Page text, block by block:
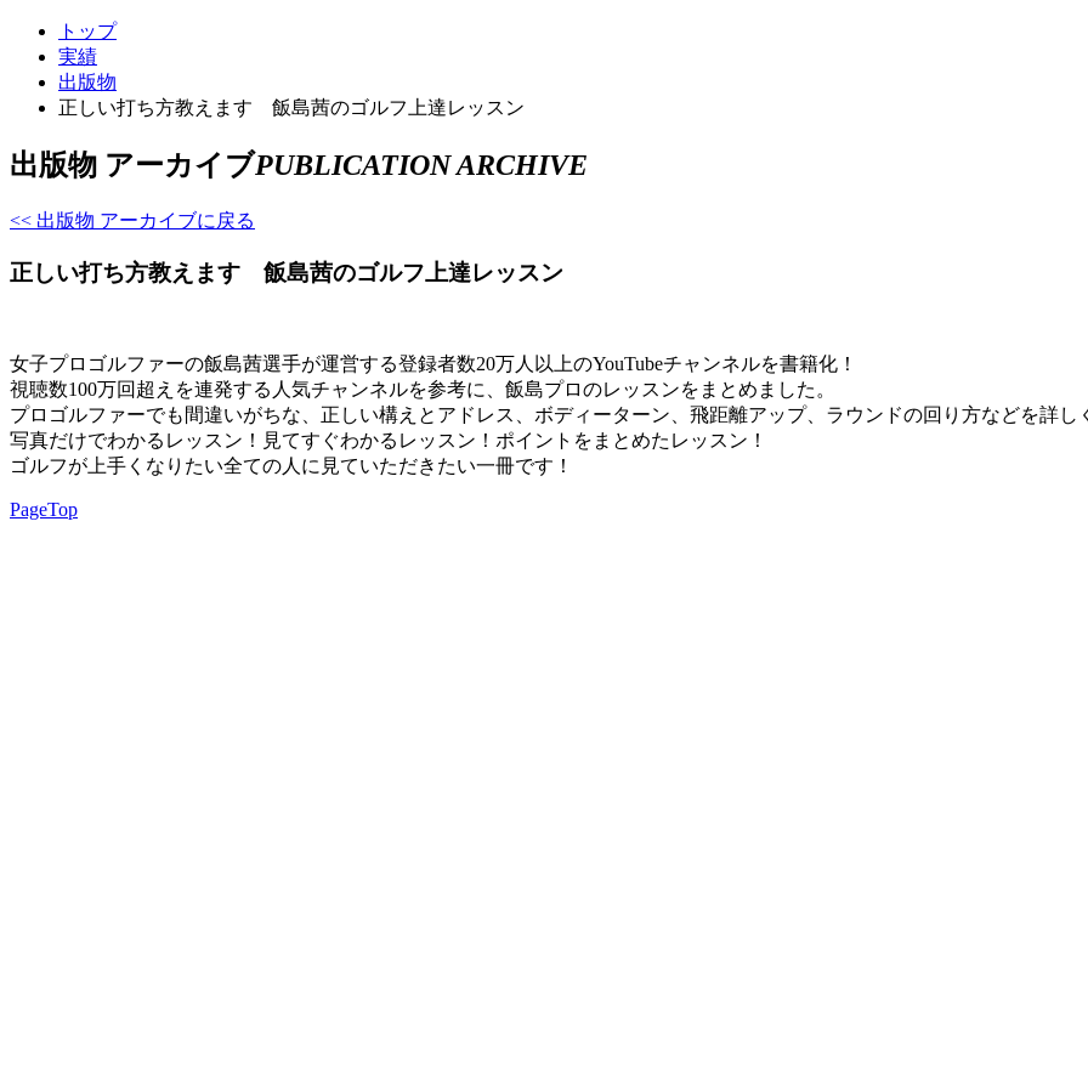
トップ
実績
出版物
正しい打ち方教えます 飯島茜のゴルフ上達レッスン
出版物 アーカイブPUBLICATION ARCHIVE
<< 出版物 アーカイブに戻る
正しい打ち方教えます 飯島茜のゴルフ上達レッスン
女子プロゴルファーの飯島茜選手が運営する登録者数20万人以上のYouTubeチャンネルを書籍化！
視聴数100万回超えを連発する人気チャンネルを参考に、飯島プロのレッスンをまとめました。
プロゴルファーでも間違いがちな、正しい構えとアドレス、ボディーターン、飛距離アップ、ラウンドの回り方などを詳し
写真だけでわかるレッスン！見てすぐわかるレッスン！ポイントをまとめたレッスン！
ゴルフが上手くなりたい全ての人に見ていただきたい一冊です！
PageTop